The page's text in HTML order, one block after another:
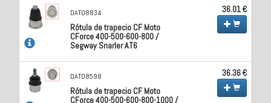
DAT08834
Rótula de trapecio CF Moto
CForce 400-500-600-800 /
Segway Snarler AT6
36.01 €
DAT08598
Rótula de trapecio CF Moto
CForce 400-500-600-800-1000 /
36.36 €